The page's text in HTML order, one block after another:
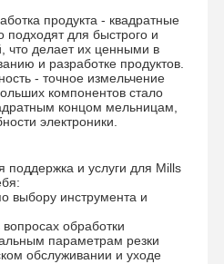
продукта - квадратные
для быстрого и
что делает их ценными в
и разработке продуктов.
- точное измельчение
компонентов стало
концом мельницам,
электроники.
поддержка и услуги для Mills
выбору инструмента и
обработки
параметрам резки
обслуживании и уходе